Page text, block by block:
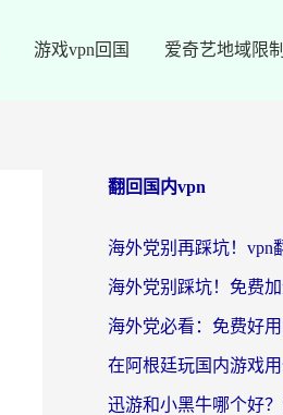
游戏vpn回国 爱奇艺地域限制
翻回国内vpn